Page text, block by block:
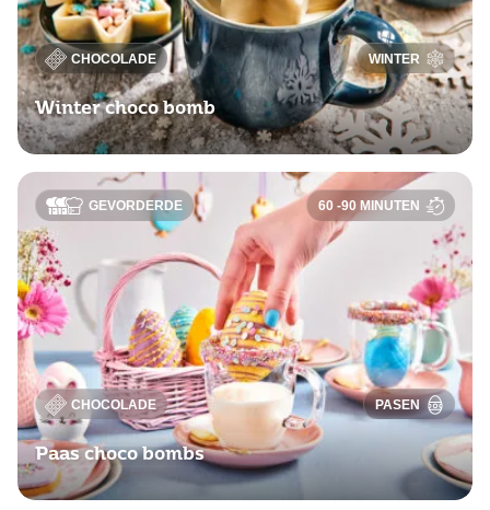
CHOCOLADE WINTER
Winter choco bomb
GEVORDERDE
CHOCOLADE
60 -90 MINUTEN
PASEN
Paas choco bombs